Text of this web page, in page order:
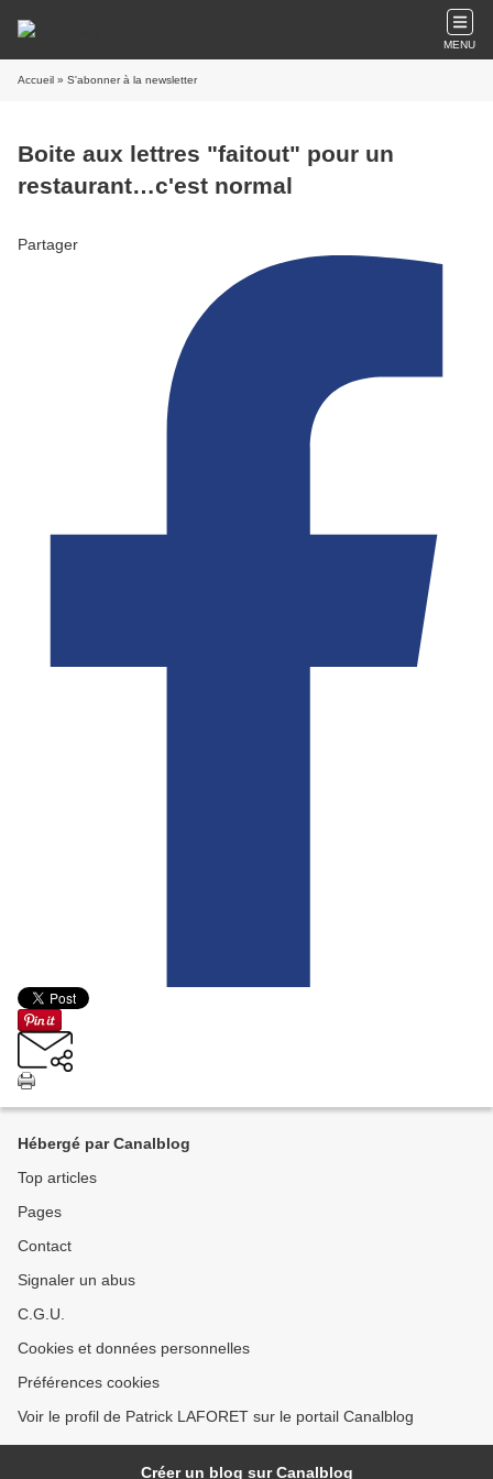
MENU
Accueil » S'abonner à la newsletter
Boite aux lettres "faitout" pour un
restaurant…c'est normal
Partager
Hébergé par Canalblog
Top articles
Pages
Contact
Signaler un abus
C.G.U.
Cookies et données personnelles
Préférences cookies
Voir le profil de Patrick LAFORET sur le portail Canalblog
Créer un blog sur Canalblog